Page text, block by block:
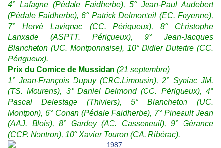
4° Lafagne (Pédale Faidherbe), 5° Jean-Paul Audebert
(Pédale Faidherbe), 6° Patrick Delmonteil (EC. Foyenne),
7° Hervé Lavignac (CC. Périgueux), 8° Christophe
Lanxade (ASPTT. Périgueux), 9° Jean-Jacques
Blancheton (UC. Montponnaise), 10° Didier Dutertre (CC.
Périgueux).
Prix du Comice de Mussidan (21 septembre)
1° Jean-François Dupuy (CRC.Limousin), 2° Sybiac JM.
(TS. Mourens), 3° Daniel Delmond (CC. Périgueux), 4°
Pascal Delestage (Thiviers), 5° Blancheton (UC.
Montpon), 6° Conan (Pédale Faidherbe), 7° Pineault Jean
(AAJ. Blois), 8° Gardey (AC. Casseneuil), 9° Gérance
(CCP. Nontron), 10° Xavier Touron (CA. Ribérac).